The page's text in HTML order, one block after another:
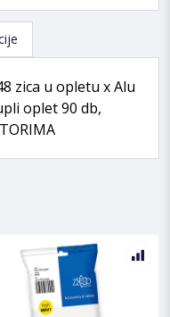
zica u opletu x Alu
oplet 90 db,